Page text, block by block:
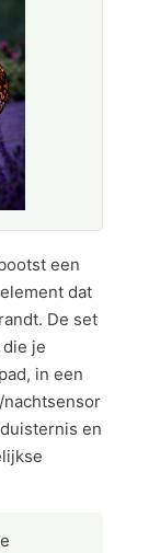
een
dat
De set
je
in een
nachtsensor
en